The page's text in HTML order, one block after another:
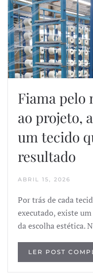
Fiama pelo
ao projeto,
um tecido
resultado
ABRIL 15, 2026
Por trás de cada
executado, existe
da escolha estética.
LER POST